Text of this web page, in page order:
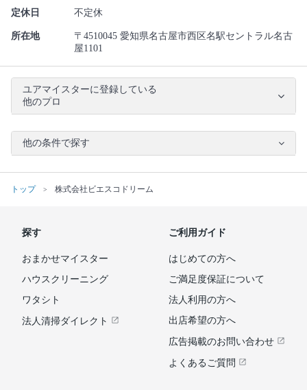
定休日 不定休
所在地
〒4510045 愛知県名古屋市西区名駅セントラル名古
屋1101
ユアマイスターに登録している
他のプロ
他の条件で探す
トップ 株式会社ビエスコドリーム
探す
おまかせマイスター
ハウスクリーニング
ワタシト
法人清掃ダイレクト
ご利用ガイド
はじめての方へ
ご満足度保証について
法人利用の方へ
出店希望の方へ
広告掲載のお問い合わせ
よくあるご質問